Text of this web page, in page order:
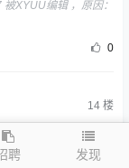
聘 发现
XYUU编辑 ，原因：
0
14楼
有这份资料的话
板。